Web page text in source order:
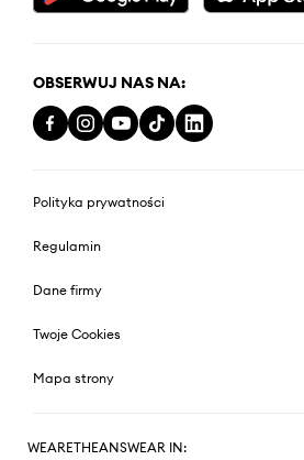
OBSERWUJ NAS NA:
Polityka prywatności
Regulamin
Dane firmy
Twoje Cookies
Mapa strony
WEARETHEANSWEAR IN: